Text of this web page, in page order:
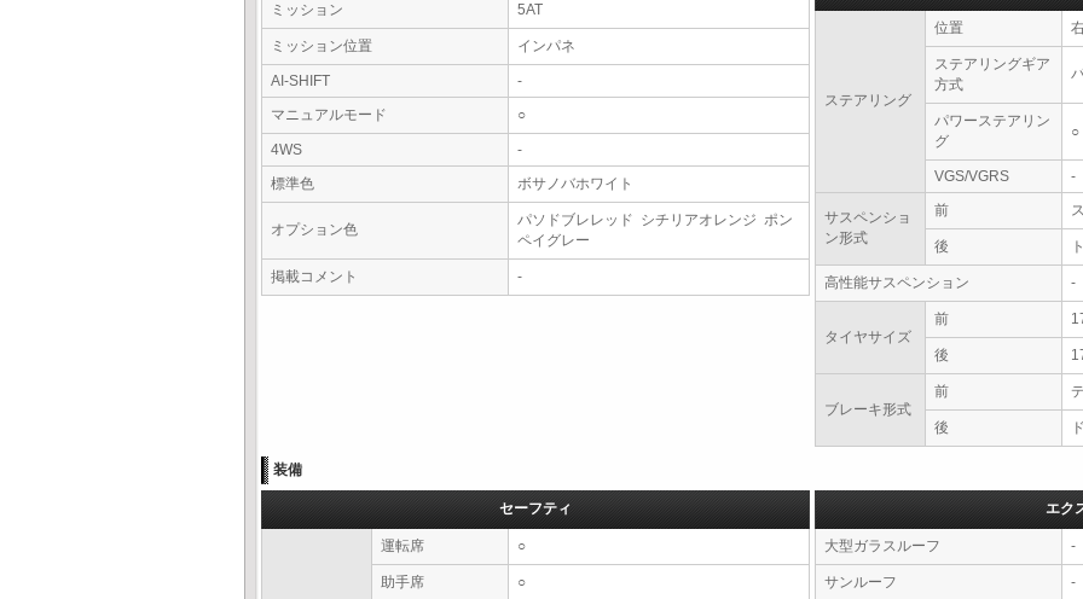
ミッション 5AT
ミッション位置 インパネ
AI-SHIFT
-
マニュアルモード
○
4WS
-
標準色
ボサノバホワイト
オプション色
パソドブレレッド シチリアオレンジ ポン
ペイグレー
掲載コメント -
ステアリング
位置
ステアリングギア
方式
パワーステアリン
グ
○
VGS/VGRS -
サスペンショ
ン形式
前
後
高性能サスペンション -
タイヤサイズ
前
後
ブレーキ形式
前
後
装備
セーフティ
運転席 ○
助手席 ○
エク
大型ガラスルーフ -
サンルーフ -